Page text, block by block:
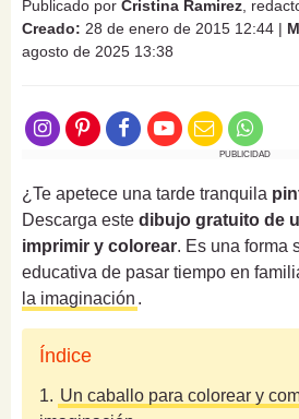
Publicado por Cristina Ramirez,
Creado: 28 de enero de 2015 12:44 |
agosto de 2025 13:38
PUBLICIDAD
¿Te apetece una tarde tranquila
Descarga este dibujo gratuito de
imprimir y colorear. Es una forma
educativa de pasar tiempo en
la imaginación .
Índice
1. Un caballo para colorear y